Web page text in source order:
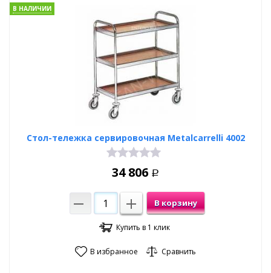
Стол-тележка сервировочная Metalcarrelli 4002
В НАЛИЧИИ
34 806 Р
В корзину
Купить в 1 клик
В избранное Сравнить